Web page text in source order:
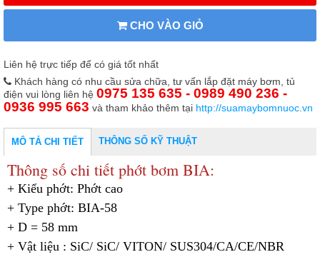
CHO VÀO GIỎ
Liên hệ trực tiếp để có giá tốt nhất
Khách hàng có nhu cầu sửa chữa, tư vấn lắp đặt máy bơm, tủ
điện vui lòng liên hệ 0975 135 635 - 0989 490 236 -
0936 995 663 và tham khảo thêm tại http://suamaybomnuoc.vn
MÔ TẢ CHI TIẾT THÔNG SỐ KỸ THUẬT
Thông số chi tiết phớt bơm BIA:
+ Kiểu phớt: Phớt cao
+ Type phớt: BIA-58
+ D = 58 mm
+ Vật liệu : SiC/ SiC/ VITON/ SUS304/CA/CE/NBR